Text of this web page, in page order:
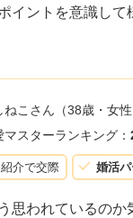
イントを意識し
ねこさん （38歳・女
マスターランキング：
介で交際 婚活
思われているの